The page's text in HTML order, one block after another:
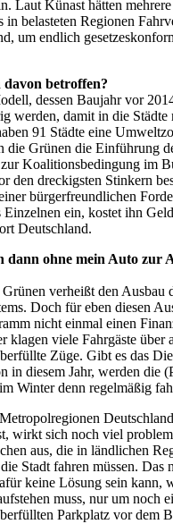
Laut Künast hätten
in belasteten Regionen
um endlich
davon betroffen?
dessen Baujahr vor
werden, damit in die
91 Städte eine
die Grünen die Einführung
Koalitionsbedingung im
den dreckigsten Stinkern
bürgerfreundlichen
ein, kostet ihn
Deutschland.
dann ohne mein Auto zur
verheißt den Ausbau
Doch für eben diesen
nicht einmal einen
klagen viele Fahrgäste über
Züge. Gibt es das
in diesem Jahr, werden die
Winter denn regelmäßig
wirkt sich noch viel
aus, die in ländlichen
Stadt fahren müssen. Das
keine Lösung sein kann,
muss, nur um noch
Parkplatz vor dem